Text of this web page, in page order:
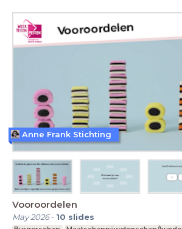
Vooroordelen
May 2026- 10 slides
Anne Frank Stichting